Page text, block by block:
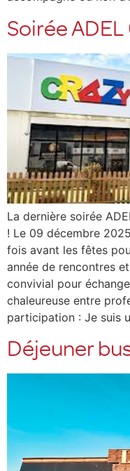
Soirée ADEL
La dernière soirée
! Le 09 décembre
fois avant les fêtes
année de rencontres
convivial pour
chaleureuse entre
participation : Je suis
Déjeuner